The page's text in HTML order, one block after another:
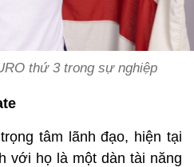
thứ 3 trong sự nghiệp
tâm lãnh đạo, hiện tại
với họ là một dàn tài năng